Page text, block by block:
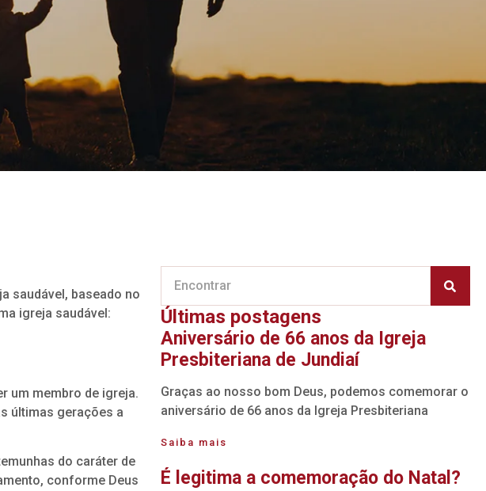
saudável, baseado no
igreja saudável:
um membro de igreja.
últimas gerações a
do caráter de
conforme Deus
Últimas postagens
Aniversário de 66 anos da Igreja
Presbiteriana de Jundiaí
Graças ao nosso bom Deus, podemos comemorar o
aniversário de 66 anos da Igreja Presbiteriana
Saiba mais
É legitima a comemoração do Natal?